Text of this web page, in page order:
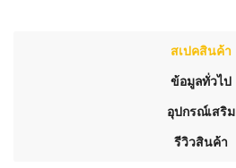
สเปคสินค้า
ข้อมูลทั่วไป
อุปกรณ์เสริม
รีวิวสินค้า